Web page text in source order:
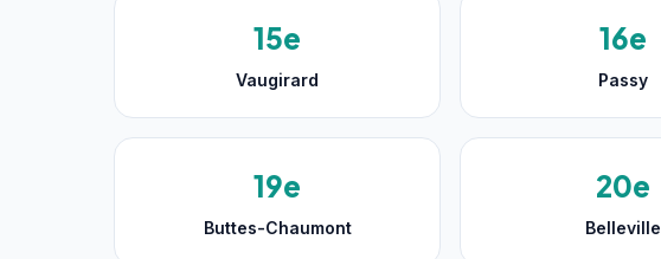
15e
Vaugirard
16e
Passy
19e
Buttes-Chaumont
20e
Belleville